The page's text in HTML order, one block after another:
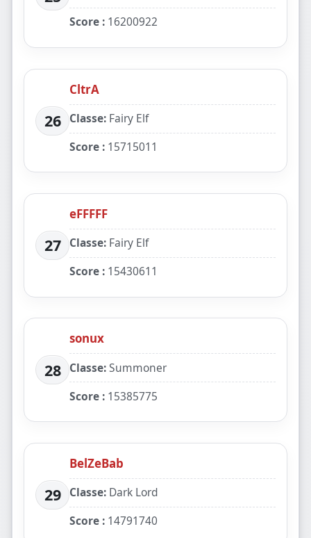
Score : 16200922
26
CltrA
Classe: Fairy Elf
Score : 15715011
27
eFFFFF
Classe: Fairy Elf
Score : 15430611
28
sonux
Classe:Summoner
Score : 15385775
29
BelZeBab
Classe: Dark Lord
Score : 14791740